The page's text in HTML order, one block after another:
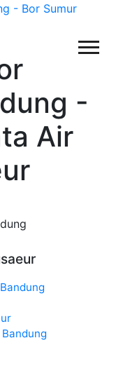
-
Air